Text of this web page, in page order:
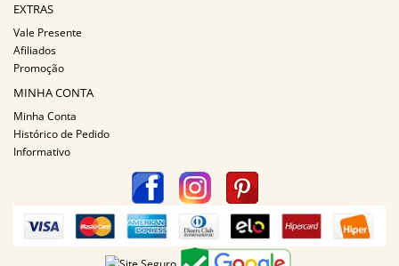
EXTRAS
Vale Presente
Afiliados
Promoção
MINHA CONTA
Minha Conta
Histórico de Pedido
Informativo